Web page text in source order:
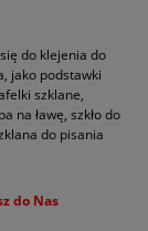
do klejenia do
jako podstawki
szklane,
na ławę, szkło do
do pisania
do Nas